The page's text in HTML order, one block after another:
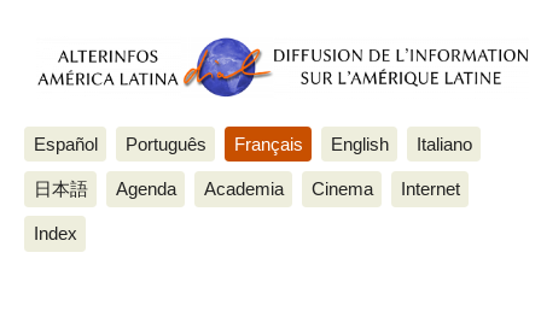
Español Português Français English Italiano
日本語 Agenda Academia Cinema Internet
Index